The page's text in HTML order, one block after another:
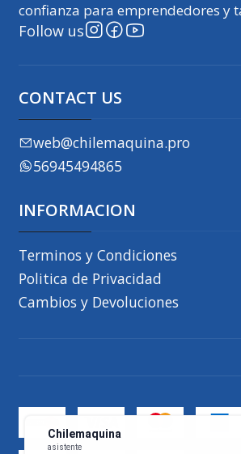
Chilemaquina
asistente
confianza para emprendedores y
Follow us
CONTACT US
web@chilemaquina.pro
56945494865
INFORMACION
Terminos y Condiciones
Politica de Privacidad
Cambios y Devoluciones